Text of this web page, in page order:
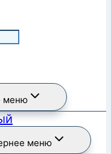
меню
меню